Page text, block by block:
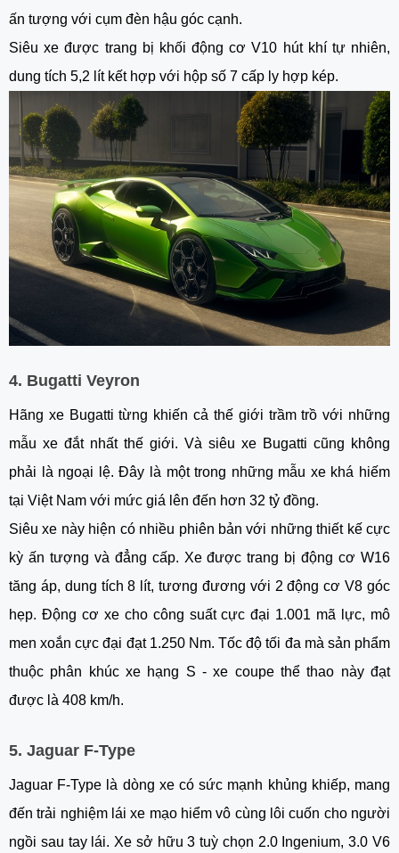
ấn tượng với cụm đèn hậu góc cạnh.
Siêu xe được trang bị khối động cơ V10 hút khí tự nhiên,
dung tích 5,2 lít kết hợp với hộp số 7 cấp ly hợp kép.
4. Bugatti Veyron
Hãng xe Bugatti từng khiến cả thế giới trầm trồ với những
mẫu xe đắt nhất thế giới. Và siêu xe Bugatti cũng không
phải là ngoại lệ. Đây là một trong những mẫu xe khá hiếm
tại Việt Nam với mức giá lên đến hơn 32 tỷ đồng.
Siêu xe này hiện có nhiều phiên bản với những thiết kế cực
kỳ ấn tượng và đẳng cấp. Xe được trang bị động cơ W16
tăng áp, dung tích 8 lít, tương đương với 2 động cơ V8 góc
hẹp. Động cơ xe cho công suất cực đại 1.001 mã lực, mô
men xoắn cực đại đạt 1.250 Nm. Tốc độ tối đa mà sản phẩm
thuộc phân khúc xe hạng S - xe coupe thể thao này đạt
được là 408 km/h.
5. Jaguar F-Type
Jaguar F-Type là dòng xe có sức mạnh khủng khiếp, mang
đến trải nghiệm lái xe mạo hiểm vô cùng lôi cuốn cho người
ngồi sau tay lái. Xe sở hữu 3 tuỳ chọn 2.0 Ingenium, 3.0 V6